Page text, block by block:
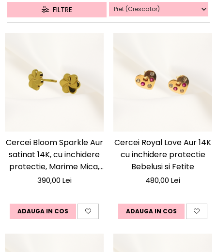
FILTRE
Cercei Bloom Sparkle Aur
satinat 14K, cu inchidere
protectie, Marime Mica,
Bebelusi si Fetite, 0-5 ani
390,00 Lei
ADAUGA IN COS
Cercei Royal Love Aur 14K
cu inchidere protectie
Bebelusi si Fetite
480,00 Lei
ADAUGA IN COS